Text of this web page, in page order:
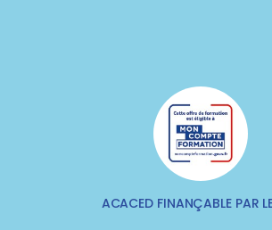
ACACED FINANÇABLE PAR